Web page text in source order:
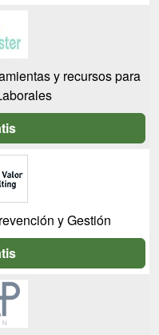
y recursos para
y Gestión